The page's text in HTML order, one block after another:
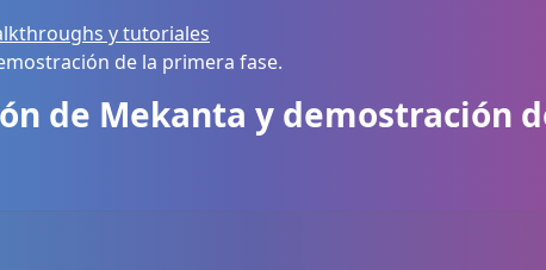
y tutoriales
de la primera fase.
de Mekanta y demostración